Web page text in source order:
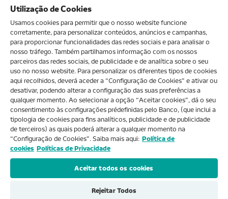
O MEU NOVOBANCO
Sobre nós
Ajuda e FAQs
Produtos e Serviços
Utilização de Cookies
Usamos cookies para permitir que o nosso website funcione
corretamente, para personalizar conteúdos, anúncios e campanhas,
para proporcionar funcionalidades das redes sociais e para analisar o
nosso tráfego. Também partilhamos informação com os nossos
parceiros das redes sociais, de publicidade e de analítica sobre o seu
uso no nosso website. Para personalizar os diferentes tipos de cookies
aqui recolhidos, deverá aceder a “Configuração de Cookies” e ativar ou
desativar, podendo alterar a configuração das suas preferências a
qualquer momento. Ao selecionar a opção “Aceitar cookies”, dá o seu
consentimento às configurações prédefinidas pelo Banco, (que inclui a
tipologia de cookies para fins analíticos, publicidade e de publicidade
de terceiros) as quais poderá alterar a qualquer momento na
“Configuração de Cookies”. Saiba mais aqui: Política de
cookies Políticas de Privacidade
Aceitar todos os cookies
Rejeitar Todos